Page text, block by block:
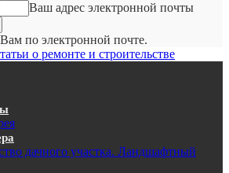
Ваш адрес электронной почты
по электронной почте.
о ремонте и строительстве
дачного участка. Ландшафтный